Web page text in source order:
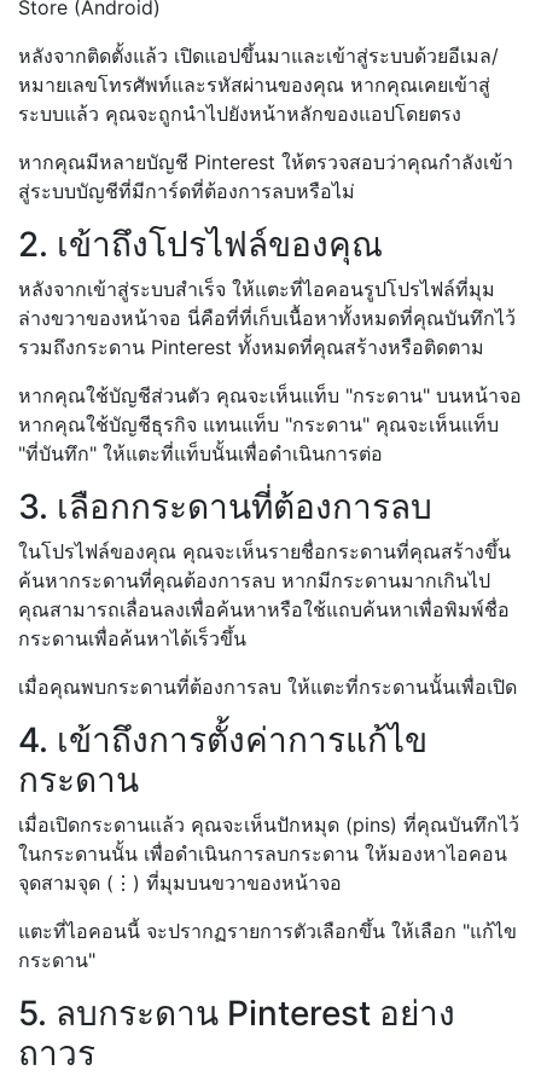
Store (Android)
หลังจากติดตั้งแล้ว เปิดแอปขึ้นมาและเข้าสู่ระบบด้วยอีเมล/
หมายเลขโทรศัพท์และรหัสผ่านของคุณ หากคุณเคยเข้าสู่
ระบบแล้ว คุณจะถูกนำไปยังหน้าหลักของแอปโดยตรง
หากคุณมีหลายบัญชี Pinterest ให้ตรวจสอบว่าคุณกำลังเข้า
สู่ระบบบัญชีที่มีการ์ดที่ต้องการลบหรือไม่
2. เข้าถึงโปรไฟล์ของคุณ
หลังจากเข้าสู่ระบบสำเร็จ ให้แตะที่ไอคอนรูปโปรไฟล์ที่มุม
ล่างขวาของหน้าจอ นี่คือที่ที่เก็บเนื้อหาทั้งหมดที่คุณบันทึกไว้
รวมถึงกระดาน Pinterest ทั้งหมดที่คุณสร้างหรือติดตาม
หากคุณใช้บัญชีส่วนตัว คุณจะเห็นแท็บ "กระดาน" บนหน้าจอ
หากคุณใช้บัญชีธุรกิจ แทนแท็บ "กระดาน" คุณจะเห็นแท็บ
"ที่บันทึก" ให้แตะที่แท็บนั้นเพื่อดำเนินการต่อ
3. เลือกกระดานที่ต้องการลบ
ในโปรไฟล์ของคุณ คุณจะเห็นรายชื่อกระดานที่คุณสร้างขึ้น
ค้นหากระดานที่คุณต้องการลบ หากมีกระดานมากเกินไป
คุณสามารถเลื่อนลงเพื่อค้นหาหรือใช้แถบค้นหาเพื่อพิมพ์ชื่อ
กระดานเพื่อค้นหาได้เร็วขึ้น
เมื่อคุณพบกระดานที่ต้องการลบ ให้แตะที่กระดานนั้นเพื่อเปิด
4. เข้าถึงการตั้งค่าการแก้ไข
กระดาน
เมื่อเปิดกระดานแล้ว คุณจะเห็นปักหมุด (pins) ที่คุณบันทึกไว้
ในกระดานนั้น เพื่อดำเนินการลบกระดาน ให้มองหาไอคอน
จุดสามจุด (⋮) ที่มุมบนขวาของหน้าจอ
แตะที่ไอคอนนี้ จะปรากฏรายการตัวเลือกขึ้น ให้เลือก "แก้ไข
กระดาน"
5. ลบกระดาน Pinterest อย่าง
ถาวร